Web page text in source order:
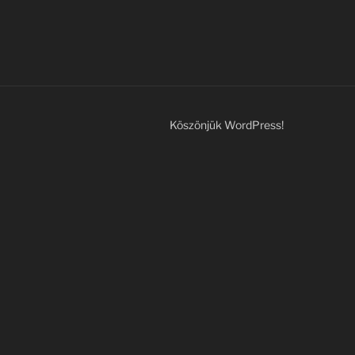
Köszönjük WordPress!